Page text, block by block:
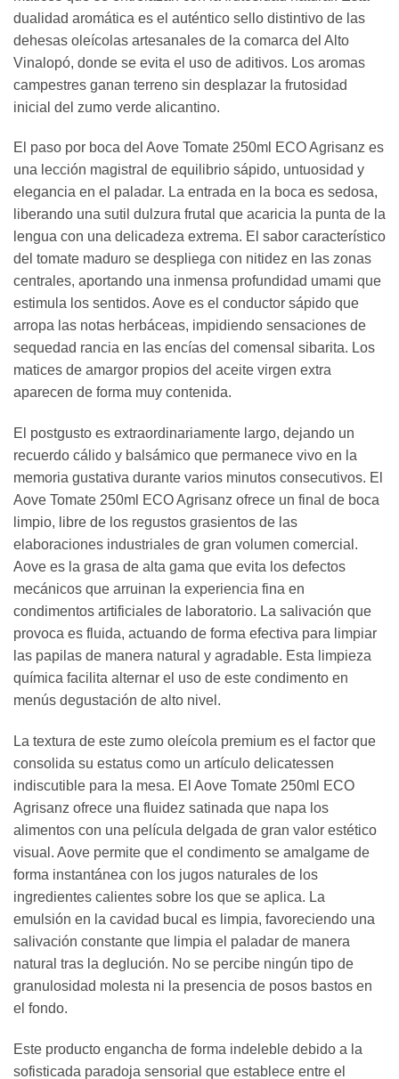
dualidad aromática es el auténtico sello distintivo de las
dehesas oleícolas artesanales de la comarca del Alto
Vinalopó, donde se evita el uso de aditivos. Los aromas
campestres ganan terreno sin desplazar la frutosidad
inicial del zumo verde alicantino.
El paso por boca del Aove Tomate 250ml ECO Agrisanz es
una lección magistral de equilibrio sápido, untuosidad y
elegancia en el paladar. La entrada en la boca es sedosa,
liberando una sutil dulzura frutal que acaricia la punta de la
lengua con una delicadeza extrema. El sabor característico
del tomate maduro se despliega con nitidez en las zonas
centrales, aportando una inmensa profundidad umami que
estimula los sentidos. Aove es el conductor sápido que
arropa las notas herbáceas, impidiendo sensaciones de
sequedad rancia en las encías del comensal sibarita. Los
matices de amargor propios del aceite virgen extra
aparecen de forma muy contenida.
El postgusto es extraordinariamente largo, dejando un
recuerdo cálido y balsámico que permanece vivo en la
memoria gustativa durante varios minutos consecutivos. El
Aove Tomate 250ml ECO Agrisanz ofrece un final de boca
limpio, libre de los regustos grasientos de las
elaboraciones industriales de gran volumen comercial.
Aove es la grasa de alta gama que evita los defectos
mecánicos que arruinan la experiencia fina en
condimentos artificiales de laboratorio. La salivación que
provoca es fluida, actuando de forma efectiva para limpiar
las papilas de manera natural y agradable. Esta limpieza
química facilita alternar el uso de este condimento en
menús degustación de alto nivel.
La textura de este zumo oleícola premium es el factor que
consolida su estatus como un artículo delicatessen
indiscutible para la mesa. El Aove Tomate 250ml ECO
Agrisanz ofrece una fluidez satinada que napa los
alimentos con una película delgada de gran valor estético
visual. Aove permite que el condimento se amalgame de
forma instantánea con los jugos naturales de los
ingredientes calientes sobre los que se aplica. La
emulsión en la cavidad bucal es limpia, favoreciendo una
salivación constante que limpia el paladar de manera
natural tras la deglución. No se percibe ningún tipo de
granulosidad molesta ni la presencia de posos bastos en
el fondo.
Este producto engancha de forma indeleble debido a la
sofisticada paradoja sensorial que establece entre el